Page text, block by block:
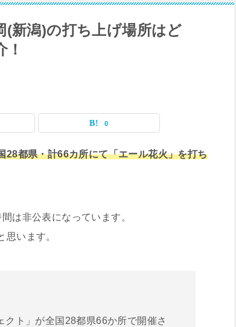
(新潟)の打ち上げ場所はど
0
28都県・計66カ所にて「エール花火」を打ち
は非公表になっています。
います。
ト」が全国28都県66か所で開催さ